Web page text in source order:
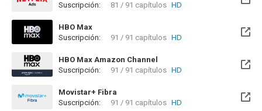
Suscripción:
81 / 91 capítulos HD
HBO Max
Suscripción:
91 / 91 capítulos HD
HBO Max Amazon Channel
Suscripción:
91 / 91 capítulos HD
Movistar+ Fibra
Disponible hasta el Mar, 29 Feb 2028 (Queda 1 año)
Suscripción: 91 / 91 capítulos HD